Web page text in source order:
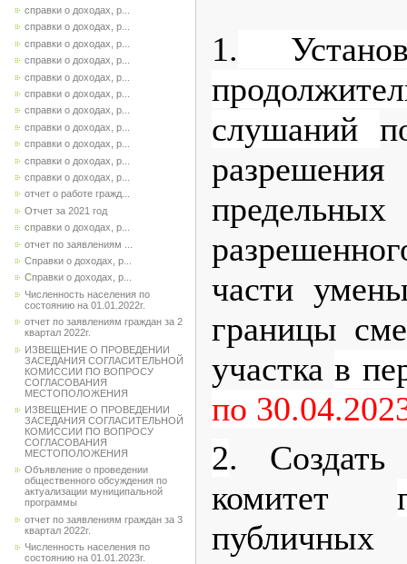
справки о доходах, р...
справки о доходах, р...
справки о доходах, р...
справки о доходах, р...
справки о доходах, р...
справки о доходах, р...
справки о доходах, р...
справки о доходах, р...
справки о доходах, р...
справки о доходах, р...
справки о доходах, р...
отчет о работе гражд...
Отчет за 2021 год
справки о доходах, р...
отчет по заявлениям ...
Справки о доходах, р...
Справки о доходах, р...
Численность населения по
состоянию на 01.01.2022г.
отчет по заявлениям граждан за 2
квартал 2022г.
ИЗВЕЩЕНИЕ О ПРОВЕДЕНИИ
ЗАСЕДАНИЯ СОГЛАСИТЕЛЬНОЙ
КОМИССИИ ПО ВОПРОСУ
СОГЛАСОВАНИЯ
МЕСТОПОЛОЖЕНИЯ
ИЗВЕЩЕНИЕ О ПРОВЕДЕНИИ
ЗАСЕДАНИЯ СОГЛАСИТЕЛЬНОЙ
КОМИССИИ ПО ВОПРОСУ
СОГЛАСОВАНИЯ
МЕСТОПОЛОЖЕНИЯ
Объявление о проведении
общественного обсуждения по
актуализации муниципальной
программы
отчет по заявлениям граждан за 3
квартал 2022г.
Численность населения по
состоянию на 01.01.2023г.
1.
слушаний
части
границы
участкав
по
2. Создать
комитет